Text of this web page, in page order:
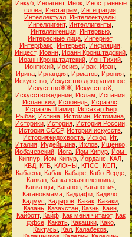
Инкуб, Иноагент, Инок, Иностранные
слова, Инстаграм Интеграция,
Интеллектуал, Интеллектуалы,
Интеллигент, Интеллигенты
Интеллигенция, Интервью,
Интересные лица Интернет,
Интерфакс
Интерьер Инфляция
Инцест, Иоанн, Иоанн Кронштадский,
Иоанн Кронштадтский Ион Тихий
Ионтихий Иосиф Ирак Иран
Ирина Ирландия Ирматов Ирония
Искусство Искусство декоративное
ИскусствоЖЖ ИскусствоХ
Искусствоведение, Ислам Испания,
Испанский Исповедь Исраэлс
Исраэль Шамир, Иссахар Бер
Рыбак Истина Истомин Истомина
Историки, История, История России,
История СССР, История искусств
Историяжидохвоста Исход Ит,
Италия, Иудейщина, Ихлов, Ищенко,
Йобачевский Йога Йом Кипур Йом-
Киппур, Йом-Кипур, Йорданс КАЛ,
КВД КГБ КЛОНЫ КПСС КСП
Кабаева, Кабак, Кабаре, Кабо-Верде,
Кавказ, Кавказская пленница,
Кавказцы, Каганов, Каганович
Кагановмама Каддафи Кадило
Кадмус
Кадыров, Казак, Казаки,
Казань, Казахстан, Казнь, Каин,
Кайботт, Кайф, Как меня читают, Как
ффсе, Какать, Какашки, Како,
Кактусы Кал Калабеков